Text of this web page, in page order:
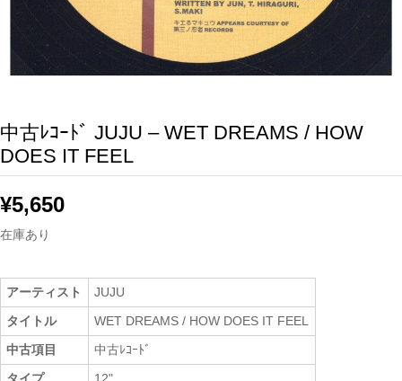
中古ﾚｺｰﾄﾞ JUJU – WET DREAMS / HOW
DOES IT FEEL
¥5,650
在庫あり
アーティスト
JUJU
タイトル
WET DREAMS / HOW DOES IT FEEL
中古項目
中古ﾚｺｰﾄﾞ